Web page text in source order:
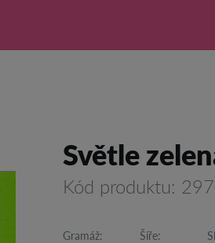
Světle
Kód produktu:
Gramáž: Šíře: